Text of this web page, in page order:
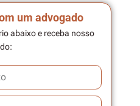
um advogado
abaixo e receba nosso